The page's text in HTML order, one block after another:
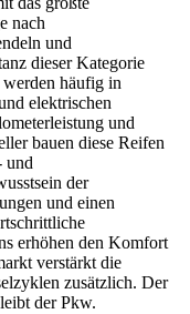
nach
und
dieser Kategorie
häufig in
elektrischen
und
bauen diese Reifen
und
der
und einen
erhöhen den Komfort
verstärkt die
zusätzlich. Der
der Pkw.